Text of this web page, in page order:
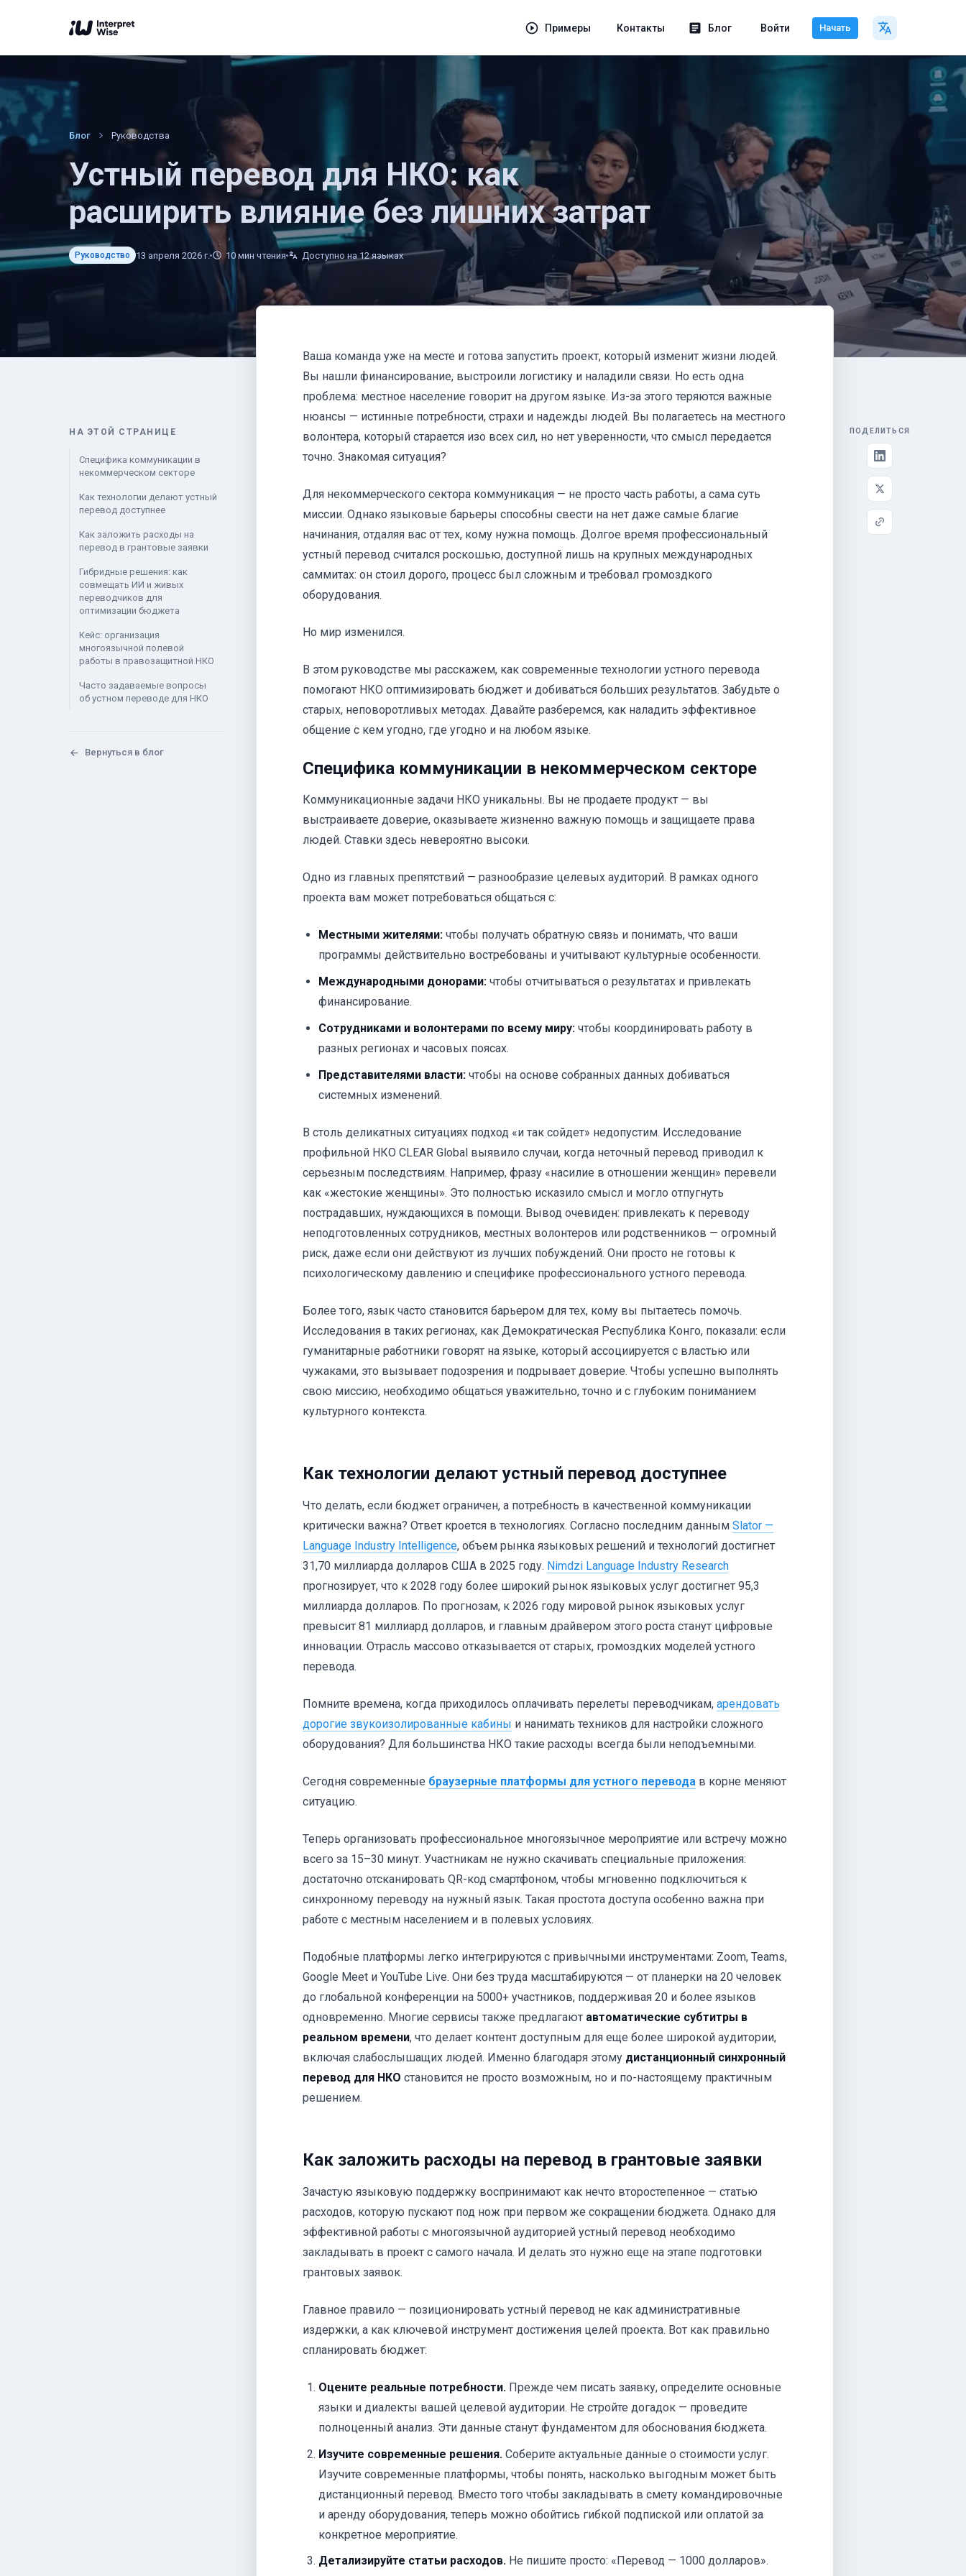
Примеры Контакты Блог Войти Начать
Блог Руководства
Устный перевод для НКО: как
расширить влияние без лишних затрат
Руководство 13 апреля 2026 г. 10 мин чтения Доступно на 12 языках
НА ЭТОЙ СТРАНИЦЕ
Специфика коммуникации в
некоммерческом секторе
Как технологии делают устный
перевод доступнее
Как заложить расходы на
перевод в грантовые заявки
Гибридные решения: как
совмещать ИИ и живых
переводчиков для
оптимизации бюджета
Кейс: организация
многоязычной полевой
работы в правозащитной НКО
Часто задаваемые вопросы
об устном переводе для НКО
Вернуться в блог
Ваша команда уже на месте и готова запустить проект, который изменит жизни людей.
Вы нашли финансирование, выстроили логистику и наладили связи. Но есть одна
проблема: местное население говорит на другом языке. Из-за этого теряются важные
нюансы — истинные потребности, страхи и надежды людей. Вы полагаетесь на местного
волонтера, который старается изо всех сил, но нет уверенности, что смысл передается
точно. Знакомая ситуация?
Для некоммерческого сектора коммуникация — не просто часть работы, а сама суть
миссии. Однако языковые барьеры способны свести на нет даже самые благие
начинания, отдаляя вас от тех, кому нужна помощь. Долгое время профессиональный
устный перевод считался роскошью, доступной лишь на крупных международных
саммитах: он стоил дорого, процесс был сложным и требовал громоздкого
оборудования.
Но мир изменился.
В этом руководстве мы расскажем, как современные технологии устного перевода
помогают НКО оптимизировать бюджет и добиваться больших результатов. Забудьте о
старых, неповоротливых методах. Давайте разберемся, как наладить эффективное
общение с кем угодно, где угодно и на любом языке.
Специфика коммуникации в некоммерческом секторе
Коммуникационные задачи НКО уникальны. Вы не продаете продукт — вы
выстраиваете доверие, оказываете жизненно важную помощь и защищаете права
людей. Ставки здесь невероятно высоки.
Одно из главных препятствий — разнообразие целевых аудиторий. В рамках одного
проекта вам может потребоваться общаться с:
Местными жителями: чтобы получать обратную связь и понимать, что ваши
программы действительно востребованы и учитывают культурные особенности.
Международными донорами: чтобы отчитываться о результатах и привлекать
финансирование.
Сотрудниками и волонтерами по всему миру: чтобы координировать работу в
разных регионах и часовых поясах.
Представителями власти: чтобы на основе собранных данных добиваться
системных изменений.
В столь деликатных ситуациях подход «и так сойдет» недопустим. Исследование
профильной НКО CLEAR Global выявило случаи, когда неточный перевод приводил к
серьезным последствиям. Например, фразу «насилие в отношении женщин» перевели
как «жестокие женщины». Это полностью исказило смысл и могло отпугнуть
пострадавших, нуждающихся в помощи. Вывод очевиден: привлекать к переводу
неподготовленных сотрудников, местных волонтеров или родственников — огромный
риск, даже если они действуют из лучших побуждений. Они просто не готовы к
психологическому давлению и специфике профессионального устного перевода.
Более того, язык часто становится барьером для тех, кому вы пытаетесь помочь.
Исследования в таких регионах, как Демократическая Республика Конго, показали: если
гуманитарные работники говорят на языке, который ассоциируется с властью или
чужаками, это вызывает подозрения и подрывает доверие. Чтобы успешно выполнять
свою миссию, необходимо общаться уважительно, точно и с глубоким пониманием
культурного контекста.
Как технологии делают устный перевод доступнее
Что делать, если бюджет ограничен, а потребность в качественной коммуникации
критически важна? Ответ кроется в технологиях. Согласно последним данным Slator —
Language Industry Intelligence, объем рынка языковых решений и технологий достигнет
31,70 миллиарда долларов США в 2025 году. Nimdzi Language Industry Research
прогнозирует, что к 2028 году более широкий рынок языковых услуг достигнет 95,3
миллиарда долларов. По прогнозам, к 2026 году мировой рынок языковых услуг
превысит 81 миллиард долларов, и главным драйвером этого роста станут цифровые
инновации. Отрасль массово отказывается от старых, громоздких моделей устного
перевода.
Помните времена, когда приходилось оплачивать перелеты переводчикам, арендовать
дорогие звукоизолированные кабины и нанимать техников для настройки сложного
оборудования? Для большинства НКО такие расходы всегда были неподъемными.
Сегодня современные браузерные платформы для устного перевода в корне меняют
ситуацию.
Теперь организовать профессиональное многоязычное мероприятие или встречу можно
всего за 15–30 минут. Участникам не нужно скачивать специальные приложения:
достаточно отсканировать QR-код смартфоном, чтобы мгновенно подключиться к
синхронному переводу на нужный язык. Такая простота доступа особенно важна при
работе с местным населением и в полевых условиях.
Подобные платформы легко интегрируются с привычными инструментами: Zoom, Teams,
Google Meet и YouTube Live. Они без труда масштабируются — от планерки на 20 человек
до глобальной конференции на 5000+ участников, поддерживая 20 и более языков
одновременно. Многие сервисы также предлагают автоматические субтитры в
реальном времени, что делает контент доступным для еще более широкой аудитории,
включая слабослышащих людей. Именно благодаря этому дистанционный синхронный
перевод для НКО становится не просто возможным, но и по-настоящему практичным
решением.
Как заложить расходы на перевод в грантовые заявки
Зачастую языковую поддержку воспринимают как нечто второстепенное — статью
расходов, которую пускают под нож при первом же сокращении бюджета. Однако для
эффективной работы с многоязычной аудиторией устный перевод необходимо
закладывать в проект с самого начала. И делать это нужно еще на этапе подготовки
грантовых заявок.
Главное правило — позиционировать устный перевод не как административные
издержки, а как ключевой инструмент достижения целей проекта. Вот как правильно
спланировать бюджет:
Оцените реальные потребности. Прежде чем писать заявку, определите основные
языки и диалекты вашей целевой аудитории. Не стройте догадок — проведите
полноценный анализ. Эти данные станут фундаментом для обоснования бюджета.
Изучите современные решения. Соберите актуальные данные о стоимости услуг.
Изучите современные платформы, чтобы понять, насколько выгодным может быть
дистанционный перевод. Вместо того чтобы закладывать в смету командировочные
и аренду оборудования, теперь можно обойтись гибкой подпиской или оплатой за
конкретное мероприятие.
Детализируйте статьи расходов. Не пишите просто: «Перевод — 1000 долларов».
ПОДЕЛИТЬСЯ